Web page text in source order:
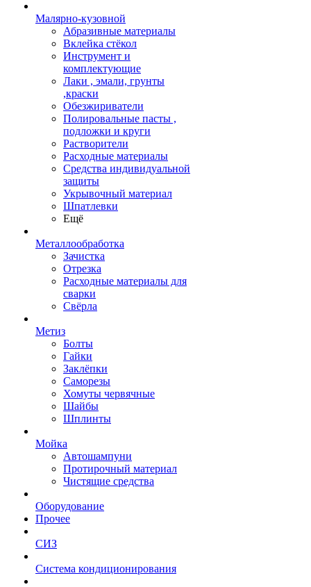
Малярно-кузовной
Абразивные материалы
Вклейка стёкол
Инструмент и
комплектующие
Лаки , эмали, грунты
,краски
Обезжириватели
Полировальные пасты ,
подложки и круги
Растворители
Расходные материалы
Средства индивидуальной
защиты
Укрывочный материал
Шпатлевки
Ещё
Металлообработка
Зачистка
Отрезка
Расходные материалы для
сварки
Свёрла
Метиз
Болты
Гайки
Заклёпки
Саморезы
Хомуты червячные
Шайбы
Шплинты
Мойка
Автошампуни
Протирочный материал
Чистящие средства
Оборудование
Прочее
СИЗ
Система кондиционирования